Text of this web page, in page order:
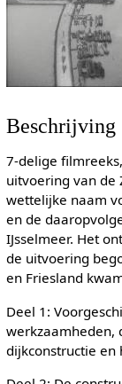
Beschrijving
7-delige
uitvoering van de
wettelijke naam
en de
IJsselmeer. Het
de uitvoering
en Friesland
Deel 1:
werkzaamheden,
dijkconstructie en